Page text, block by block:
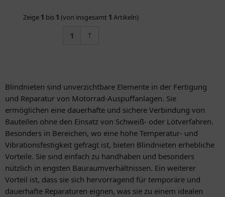
Zeige 1 bis 1 (von insgesamt 1 Artikeln)
1
Blindnieten sind unverzichtbare Elemente in der Fertigung
und Reparatur von Motorrad-Auspuffanlagen. Sie
ermöglichen eine dauerhafte und sichere Verbindung von
Bauteilen ohne den Einsatz von Schweiß- oder Lötverfahren.
Besonders in Bereichen, wo eine hohe Temperatur- und
Vibrationsfestigkeit gefragt ist, bieten Blindnieten erhebliche
Vorteile. Sie sind einfach zu handhaben und besonders
nützlich in engsten Bauraumverhältnissen. Ein weiterer
Vorteil ist, dass sie sich hervorragend für temporäre und
dauerhafte Reparaturen eignen, was sie zu einem idealen